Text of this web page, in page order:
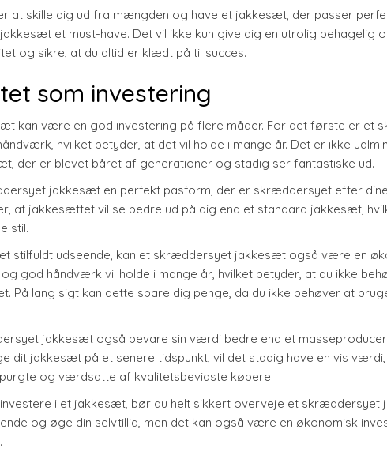
at skille dig ud fra mængden og have et jakkesæt, der passer
et must-have. Det vil ikke kun give dig en utrolig behagelig
og sikre, at du altid er klædt på til succes.
som investering
kan være en god investering på flere måder. For det første er et
hvilket betyder, at det vil holde i mange år. Det er ikke
der er blevet båret af generationer og stadig ser fantastiske ud.
jakkesæt en perfekt pasform, der er skræddersyet efter
at jakkesættet vil se bedre ud på dig end et standard jakkesæt,
stil.
stilfuldt udseende, kan et skræddersyet jakkesæt også være en
god håndværk vil holde i mange år, hvilket betyder, at du ikke
På lang sigt kan dette spare dig penge, da du ikke behøver at
jakkesæt også bevare sin værdi bedre end et
dit jakkesæt på et senere tidspunkt, vil det stadig have en vis
og værdsatte af kvalitetsbevidste købere.
i et jakkesæt, bør du helt sikkert overveje et skræddersyet
og øge din selvtillid, men det kan også være en økonomisk